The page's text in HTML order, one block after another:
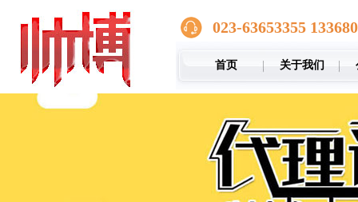
023-63653355
首页 关于我们